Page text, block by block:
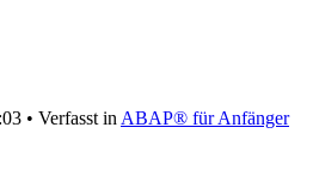
• Verfasst in ABAP® für Anfänger